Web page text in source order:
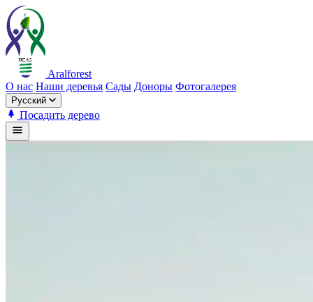
Aralforest
О нас Наши деревья Сады Доноры Фотогалерея
Русский
Посадить дерево